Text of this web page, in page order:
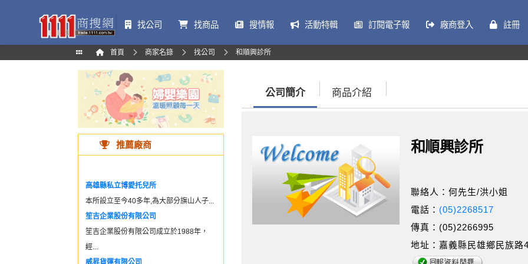
找公司 找商品 搜情報 活動特輯 訂閱電子報 廠商登入 註冊
首頁 商家名錄 找公司 和順興診所
推薦廠商
高雄縣私立博愛托兒所
本所設立至今40多年,為大部分旗山人子...
笙吉企業股份有限公司
笙吉企業股份有限公司成立於1988年，
經...
威昇貨運有限公司
公司簡介 商品介紹
和順興診所
聯絡人：何先生/洪小姐
電話： (05)2268517
傳真：(05)2266995
地址：嘉義縣民雄鄉民族